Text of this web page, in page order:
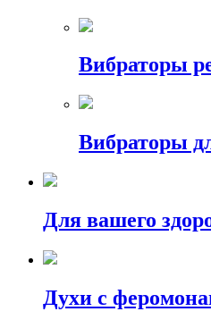
Вибраторы
Вибраторы
Для вашего
Духи с